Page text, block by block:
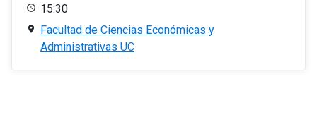
15:30
Facultad de Ciencias Económicas y
Administrativas UC